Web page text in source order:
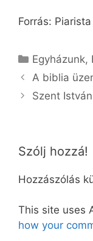
Forrás:
Kategória
Egyházunk,
A biblia
Szent
Szólj hozzá!
Hozzászólás
This site uses
how your